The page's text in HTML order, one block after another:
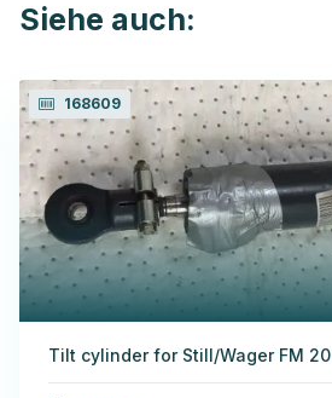
Siehe auch:
168609
Tilt cylinder for Still/Wager FM 20